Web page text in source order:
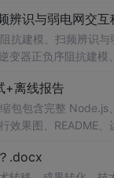
性。此外，文章还
本理论与
方式观察算法表
抗建模、扫频辨识
器正负序阻抗建
。; 适合人群：具
生、科研人员及
扫频法（
更强调理论与实践
+离线报告
包包含完整
果图、README
run report，或启
.docx